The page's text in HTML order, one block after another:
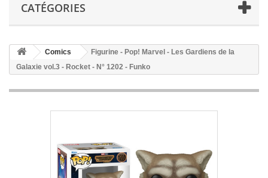
CATÉGORIES
Comics
Figurine - Pop! Marvel - Les Gardiens de la
Galaxie vol.3 - Rocket - N° 1202 - Funko